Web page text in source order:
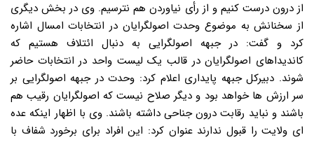
از درون درست کنیم و از رأی نیاوردن هم نترسیم. وی در بخش دیگری
از سخنانش به موضوع وحدت اصولگرایان در انتخابات امسال اشاره
کرد و گفت: در جبهه اصولگرایی به دنبال ائتلاف هستیم که
کاندیداهای اصولگرایان در قالب یک لیست واحد در انتخابات حاضر
شوند. دبیرکل جبهه پایداری اعلام کرد: وحدت در جبهه اصولگرایی بر
سر ارزش ها خواهد بود و دیگر صلاح نیست که اصولگرایان رقیب هم
باشند و نباید رقابت درون جناحی داشته باشند. وی با اظهار اینکه عده
ای ولایت را قبول ندارند عنوان کرد: این افراد برای برخورد شفاف با